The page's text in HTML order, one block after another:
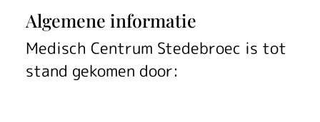
M
e
d
Algemene informatie
Medisch Centrum Stedebroec is tot
stand gekomen door: